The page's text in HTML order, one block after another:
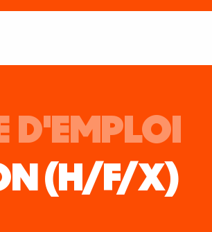
D'EMPLOI
(H/F/X)